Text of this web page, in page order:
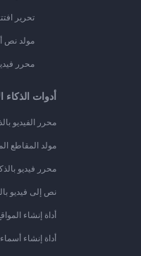
تحرير
مولد نص
محرر
أدوات الذكاء
محرر الفيديو
مولد المقاطع
محرر فيديو
نص إلى فيديو
أداة إنشاء
أداة إنشاء